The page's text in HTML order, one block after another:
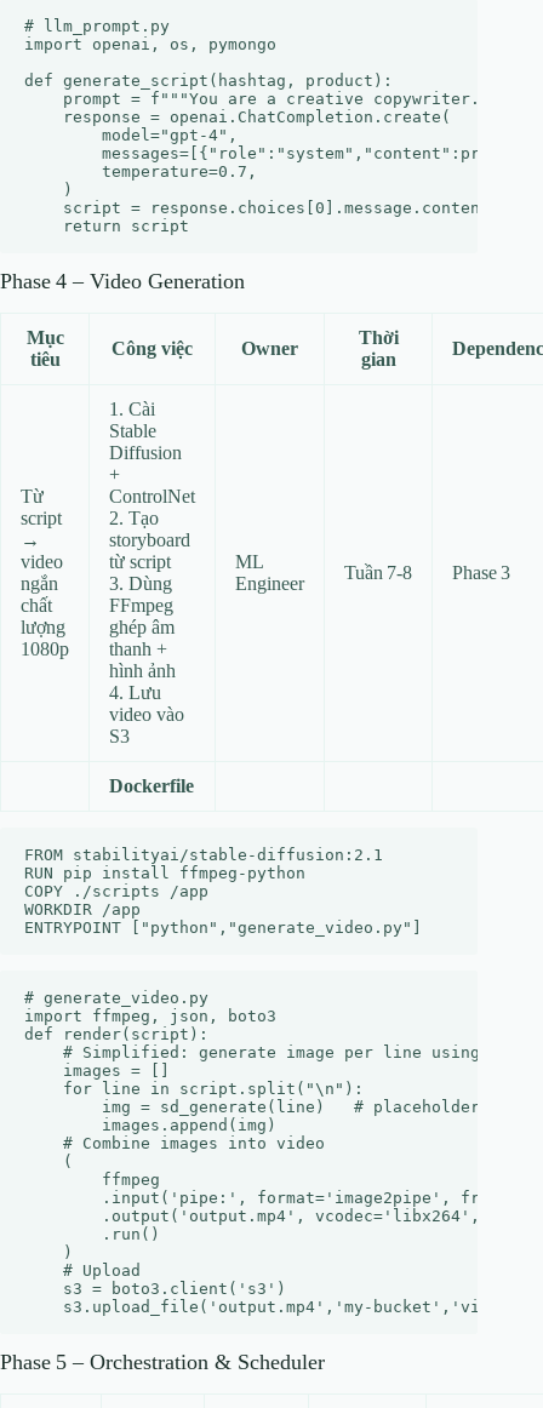
# llm_prompt.py
import openai, os, pymongo
def generate_script(hashtag, product):
    prompt = f"""You are a creative copywriter..."""
    response = openai.ChatCompletion.create(
        model="gpt-4",
        temperature=0.7,
    )
    script = response.choices[0].message.content
Phase 4 – Video Generation
Mục
tiêu
Công việc Owner
Thời
gian
Từ
script
→
video
ngắn
chất
lượng
1080p
1. Cài
Stable
Diffusion
+
ControlNet
2. Tạo
storyboard
từ script
3. Dùng
FFmpeg
ghép âm
thanh +
hình ảnh
4. Lưu
video vào
S3
ML
Engineer
Tuần 7‑8 Phase 3
Dockerfile
FROM stabilityai/stable-diffusion:2.1
RUN pip install ffmpeg-python
COPY ./scripts /app
WORKDIR /app
# generate_video.py
import ffmpeg, json, boto3
def render(script):
# Simplified: generate image per line using
    images = []
    for line in script.split("\n"):
        img = sd_generate(line)   # placeholder
        images.append(img)
    # Combine images into video
    (
        ffmpeg
.input('pipe:', format='image2pipe',
        .output('output.mp4', vcodec='libx264', r=30)
        .run()
    )
    # Upload
    s3 = boto3.client('s3')
Phase 5 – Orchestration & Scheduler